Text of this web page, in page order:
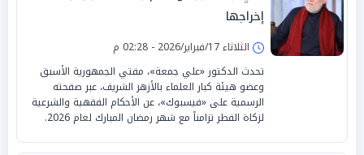
إخراجها
الثلاثاء 17/فبراير/2026 - 02:28 م
تحدث الدكتور «علي جمعة»، مفتي الجمهورية الأسبق
وعضو هيئة كبار العلماء بالأزهر الشريف، عبر صفحته
الرسمية على «فيسبوك»، عن الأحكام الفقهية والشرعية
لزكاة الفطر تزامناً مع شهر رمضان المبارك لعام 2026.